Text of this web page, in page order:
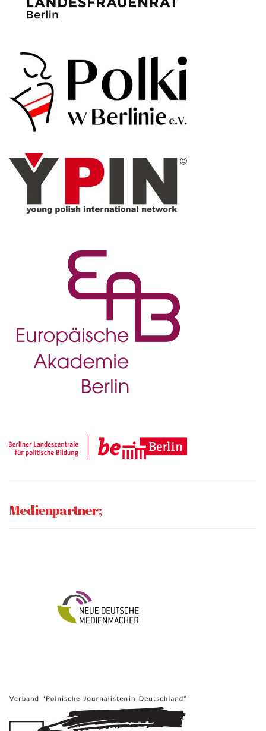
Medienpartner;